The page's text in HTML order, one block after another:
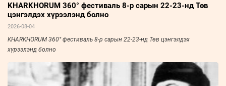
KHARKHORUM 360° фестиваль 8-р сарын 22-23-нд Төв
цэнгэлдэх хүрээлэнд болно
2026-08-04
KHARKHORUM 360° фестиваль 8-р сарын 22-23-нд Төв цэнгэлдэх
хүрээлэнд болно